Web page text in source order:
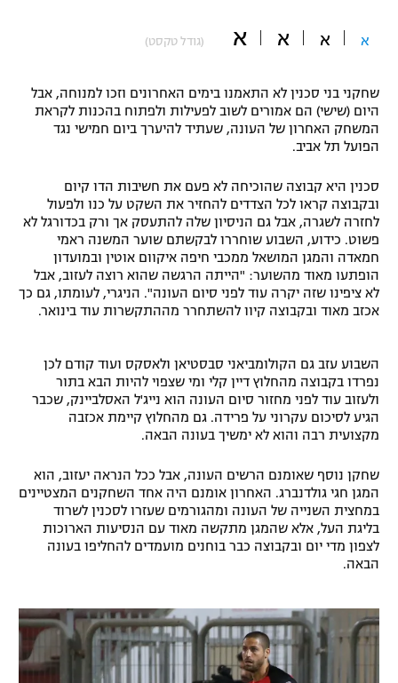
תקנון עבור פעילות אלקטרה
תקנון עבור פעילות ספורט 1 – "מרלן"
גיימינג E-Sports
תנאי שימוש
מדיניות פרטיות
תקנון פעילות ספורט 1
הצטרפות לחבילת הערוצים
לוח דרושים – ג'ובנט
תגיות
המגזין
כדורמים
פוטבול אמריקאי NFL
בייסבול MLB
אומנויות לחימה
גיימינג E-Sports
א א א א (גודל טקסט)
שחקני בני סכנין לא התאמנו בימים האחרונים וזכו למנוחה, אבל
היום (שישי) הם אמורים לשוב לפעילות ולפתוח בהכנות לקראת
המשחק האחרון של העונה, שעתיד להיערך ביום חמישי נגד
הפועל תל אביב.
סכנין היא קבוצה שהוכיחה לא פעם את חשיבות הדו קיום
ובקבוצה קראו לכל הצדדים להחזיר את השקט על כנו ולפעול
לחזרה לשגרה, אבל גם הניסיון שלה להתעסק אך ורק בכדורגל לא
פשוט. כידוע, השבוע שוחררו לבקשתם שוער המשנה ראמי
חמאדה והמגן המושאל ממכבי חיפה איקוום אוטין ובמועדון
הופתעו מאוד מהשוער: "הייתה הרגשה שהוא רוצה לעזוב, אבל
לא ציפינו שזה יקרה עוד לפני סיום העונה". הניגרי, לעומתו, גם כך
אכזב מאוד ובקבוצה קיוו להשתחרר מההתקשרות עוד בינואר.
השבוע עזב גם הקולומביאני סבסטיאן ולאסקס ועוד קודם לכן
נפרדו בקבוצה מהחלוץ דיין קלי ומי שצפוי להיות הבא בתור
ולעזוב עוד לפני מחזור סיום העונה הוא נייג'ל האסלביינק, שכבר
הגיע לסיכום עקרוני על פרידה. גם מהחלוץ קיימת אכזבה
מקצועית רבה והוא לא ימשיך בעונה הבאה.
שחקן נוסף שאומנם הרשים העונה, אבל ככל הנראה יעזוב, הוא
המגן חגי גולדנברג. האחרון אומנם היה אחד השחקנים המצטיינים
במחצית השנייה של העונה ומהגורמים שעזרו לסכנין לשרוד
בליגת העל, אלא שהמגן מתקשה מאוד עם הנסיעות הארוכות
לצפון מדי יום ובקבוצה כבר בוחנים מועמדים להחליפו בעונה
הבאה.